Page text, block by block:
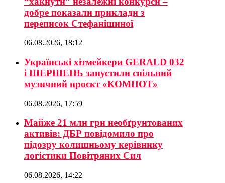
добре показали приклади з
переписок Стефанішиної
06.08.2026, 18:12
Українські хітмейкери GERALD 032
і ШЕРШЕНЬ запустили спільний
музичний проєкт «КОМПОТ»
06.08.2026, 17:59
Майже 21 млн грн необґрунтованих
активів: ДБР повідомило про
підозру колишньому керівнику
логістики Повітряних Сил
06.08.2026, 14:22